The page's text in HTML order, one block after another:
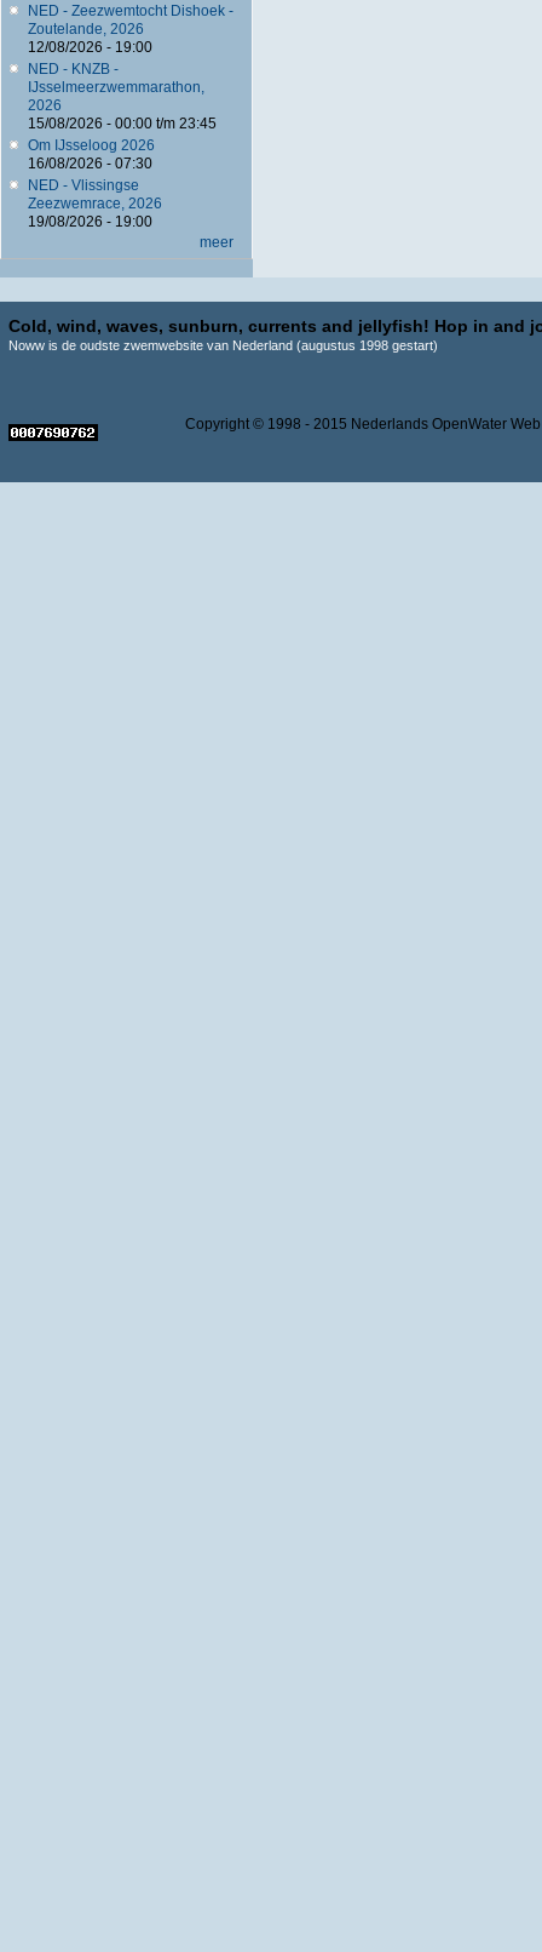
NED - Zeezwemtocht Dishoek -
Zoutelande, 2026
12/08/2026 - 19:00
NED - KNZB -
IJsselmeerzwemmarathon,
2026
15/08/2026 - 00:00t/m 23:45
Om IJsseloog 2026
16/08/2026 - 07:30
NED - Vlissingse
Zeezwemrace, 2026
19/08/2026 - 19:00
meer
Cold, wind, waves, sunburn, currents and jellyfish! Hop in and
Noww is de oudste zwemwebsite van Nederland (augustus 1998 gestart)
Copyright © 1998 - 2015 Nederlands OpenWater